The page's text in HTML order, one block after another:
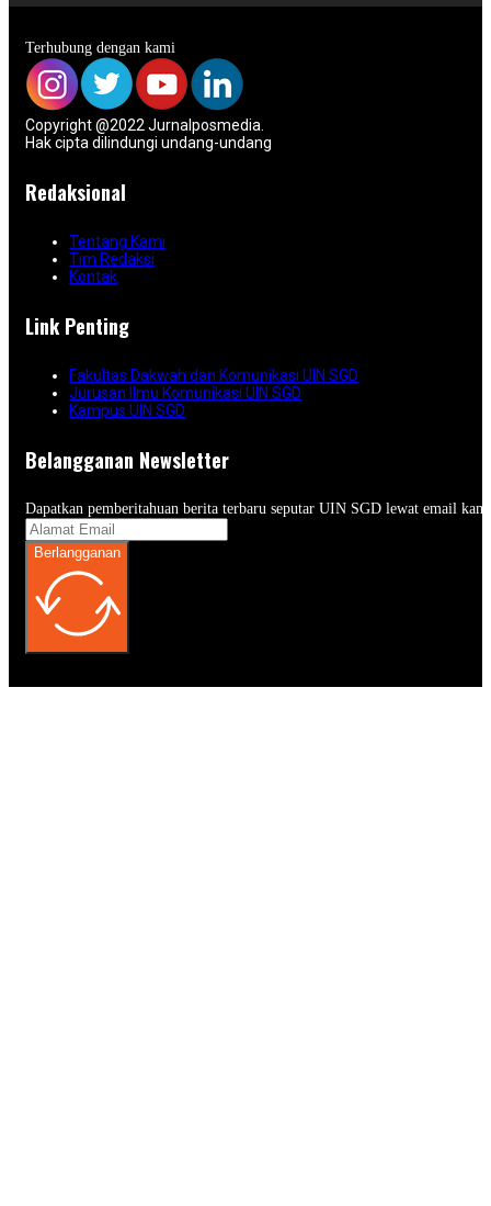
Terhubung dengan kami
Copyright @2022 Jurnalposmedia.
Hak cipta dilindungi undang-undang
Redaksional
Tentang Kami
Tim Redaksi
Kontak
Link Penting
Fakultas Dakwah dan Komunikasi UIN SGD
Jurusan Ilmu Komunikasi UIN SGD
Kampus UIN SGD
Belangganan Newsletter
Dapatkan pemberitahuan berita terbaru seputar UIN SGD lewat email
Berlangganan